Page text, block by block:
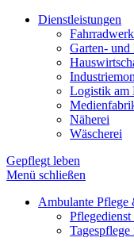
Dienstleistungen
Garten- und
Logistik am
Näherei
Wäscherei
Gepflegt leben
Menü schließen
Ambulante Pflege